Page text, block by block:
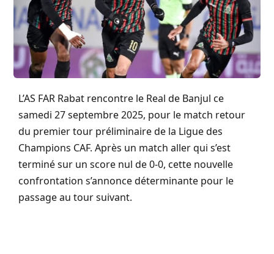
L’AS FAR Rabat rencontre le Real de Banjul ce
samedi 27 septembre 2025, pour le match retour
du premier tour préliminaire de la Ligue des
Champions CAF. Après un match aller qui s’est
terminé sur un score nul de 0-0, cette nouvelle
confrontation s’annonce déterminante pour le
passage au tour suivant.